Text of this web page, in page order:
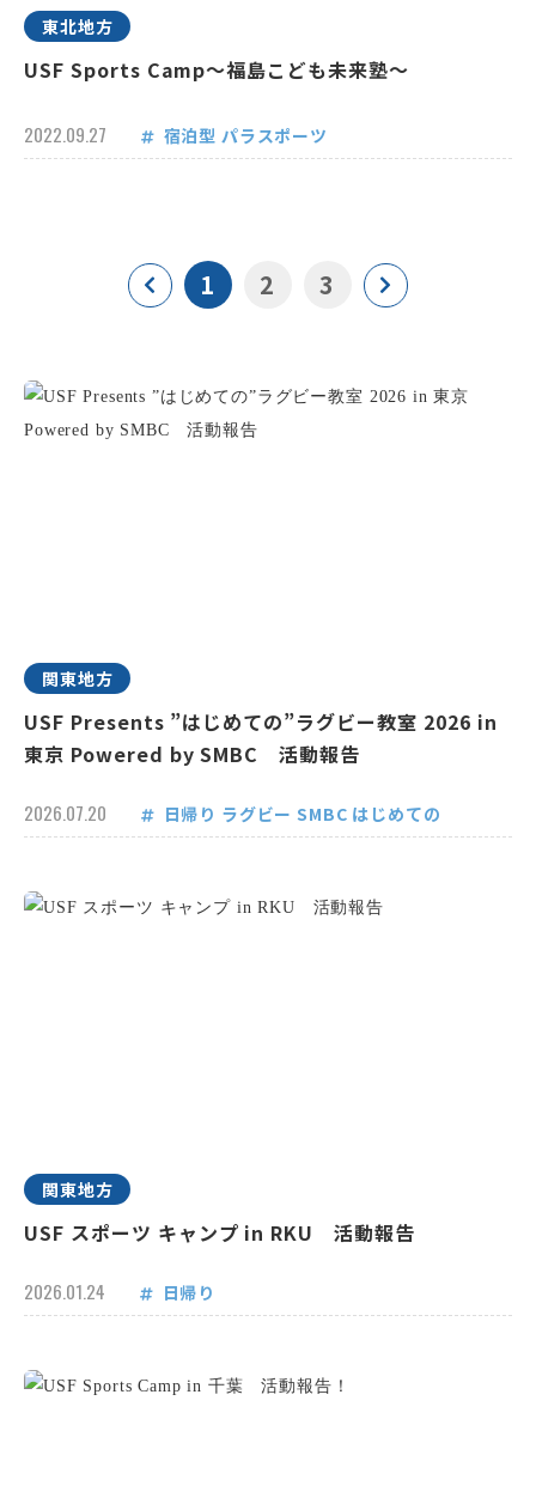
東北地方
USF Sports Camp～福島こども未来塾～
2022.09.27 宿泊型 パラスポーツ
1 2 3
関東地方
USF Presents ”はじめての”ラグビー教室 2026 in
東京 Powered by SMBC 活動報告
2026.07.20 日帰り ラグビー SMBC はじめての
関東地方
USF スポーツ キャンプ in RKU 活動報告
2026.01.24 日帰り